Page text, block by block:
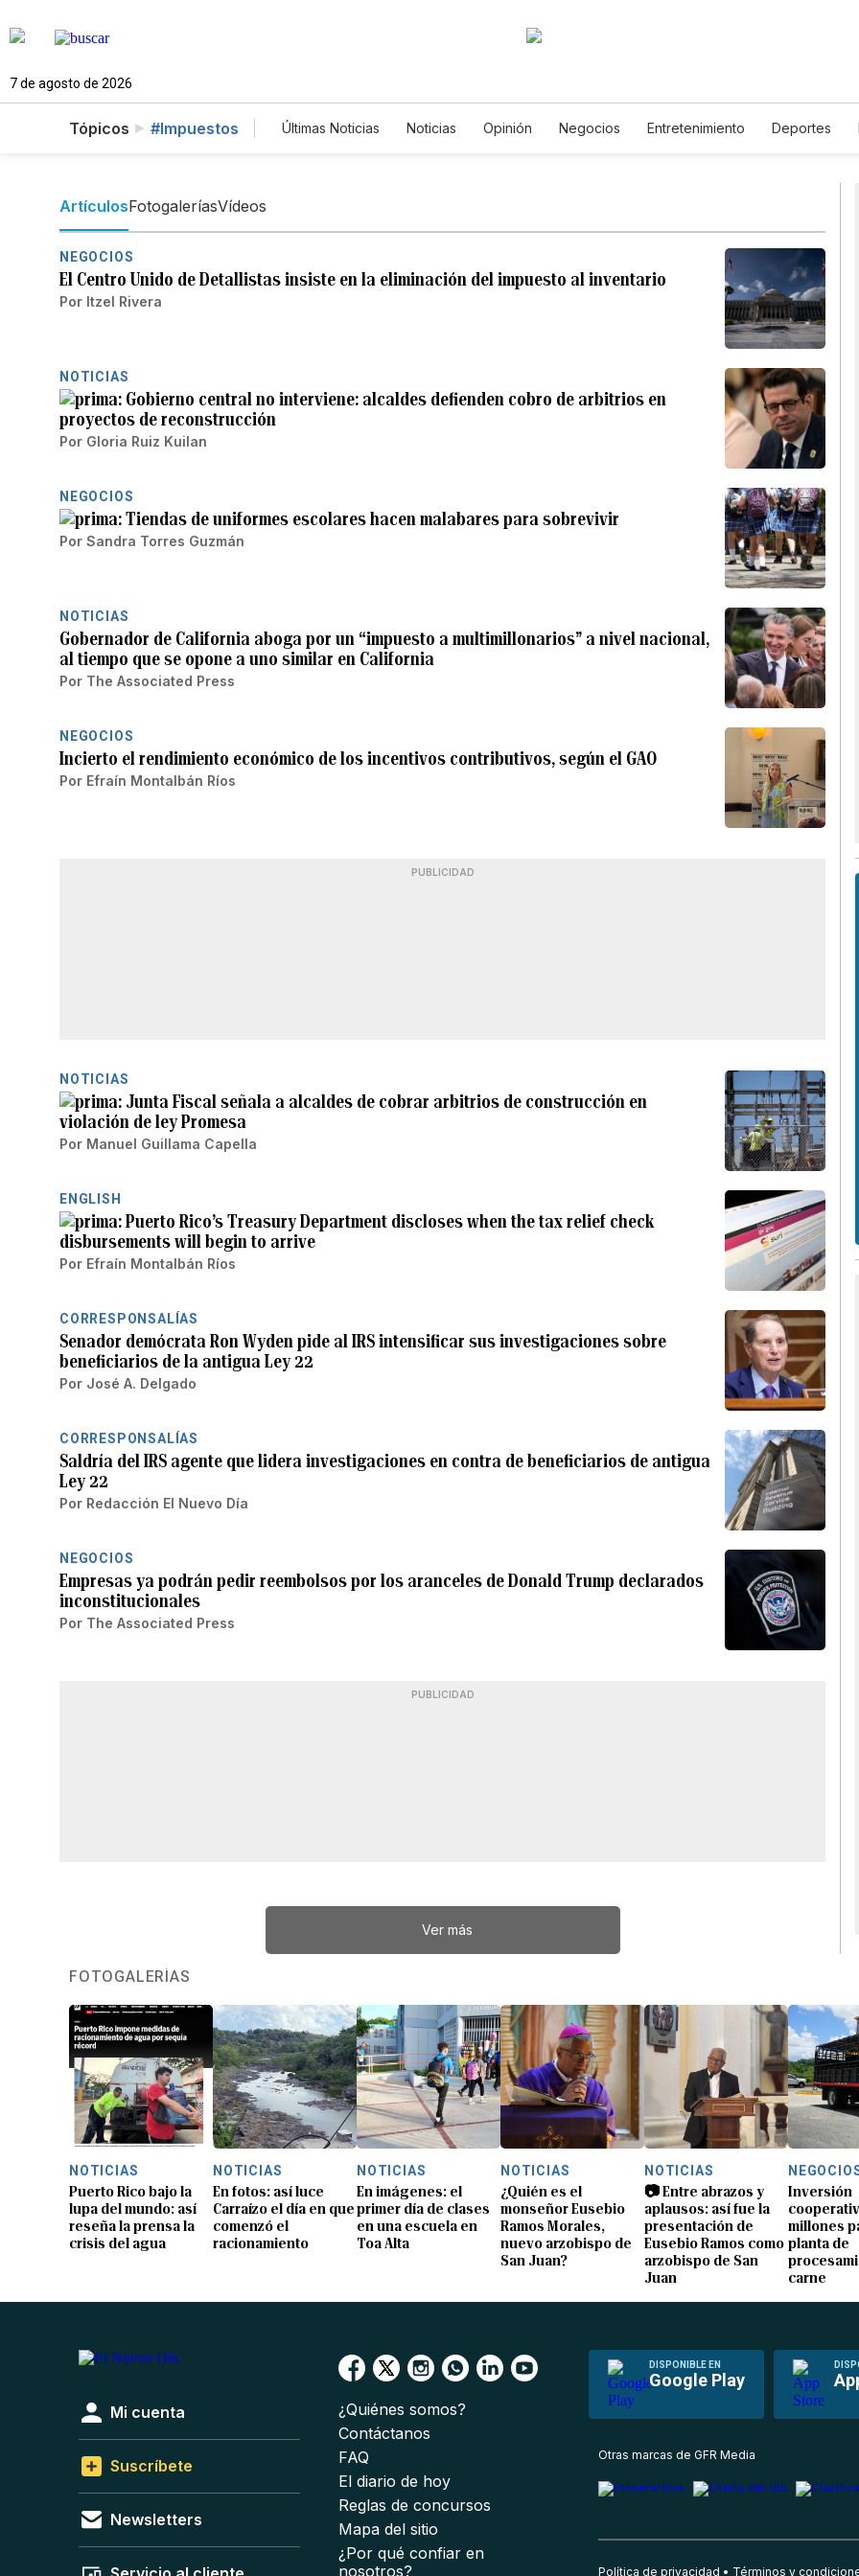
7 de agosto de 2026
Tópicos #Impuestos Últimas Noticias Noticias Opinión Negocios Entretenimiento Deportes
ArtículosFotogaleríasVídeos
NEGOCIOS
El Centro Unido de Detallistas insiste en la eliminación del impuesto al inventario
Por Itzel Rivera
NOTICIAS
Gobierno central no interviene: alcaldes defienden cobro de arbitrios en
proyectos de reconstrucción
Por Gloria Ruiz Kuilan
NEGOCIOS
Tiendas de uniformes escolares hacen malabares para sobrevivir
Por Sandra Torres Guzmán
NOTICIAS
Gobernador de California aboga por un “impuesto a multimillonarios” a nivel nacional,
al tiempo que se opone a uno similar en California
Por The Associated Press
NEGOCIOS
Incierto el rendimiento económico de los incentivos contributivos, según el GAO
Por Efraín Montalbán Ríos
PUBLICIDAD
NOTICIAS
Junta Fiscal señala a alcaldes de cobrar arbitrios de construcción en
violación de ley Promesa
Por Manuel Guillama Capella
ENGLISH
Puerto Rico’s Treasury Department discloses when the tax relief check
disbursements will begin to arrive
Por Efraín Montalbán Ríos
CORRESPONSALÍAS
Senador demócrata Ron Wyden pide al IRS intensificar sus investigaciones sobre
beneficiarios de la antigua Ley 22
Por José A. Delgado
CORRESPONSALÍAS
Saldría del IRS agente que lidera investigaciones en contra de beneficiarios de antigua
Ley 22
Por Redacción El Nuevo Día
NEGOCIOS
Empresas ya podrán pedir reembolsos por los aranceles de Donald Trump declarados
inconstitucionales
Por The Associated Press
PUBLICIDAD
Ver más
FOTOGALERÍAS
NOTICIAS
Puerto Rico bajo la
lupa del mundo: así
reseña la prensa la
crisis del agua
NOTICIAS
En fotos: así luce
Carraízo el día en que
comenzó el
racionamiento
NOTICIAS
En imágenes: el
primer día de clases
en una escuela en
Toa Alta
NOTICIAS
¿Quién es el
monseñor Eusebio
Ramos Morales,
nuevo arzobispo de
San Juan?
NOTICIAS
📷 Entre abrazos y
aplausos: así fue la
presentación de
Eusebio Ramos como
arzobispo de San
Juan
Inversión
millones
planta de
carne
DISPONIBLE EN
Google Play
Mi cuenta
Suscríbete
Newsletters
¿Quiénes somos?
Contáctanos
FAQ
El diario de hoy
Reglas de concursos
Mapa del sitio
¿Por qué confiar en
nosotros?
Otras marcas de GFR Media
Política de privacidad Términos y